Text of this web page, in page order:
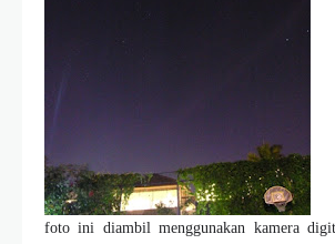
foto ini diambil menggunakan kamera